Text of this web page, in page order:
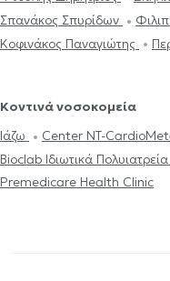
Σπανάκος Σπυρίδων
Κοφινάκος Παναγιώτης
Κοντινά νοσοκομεία
Ιάζω
Center NT-
Bioclab Ιδιωτικά Πολυιατρεία
Premedicare Health Clinic